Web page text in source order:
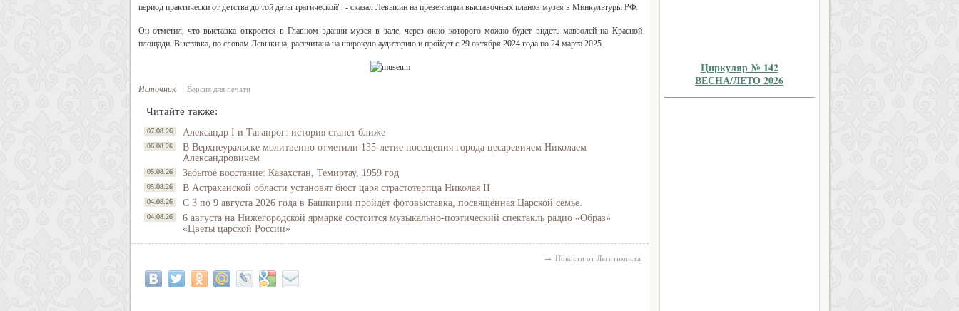
период практически от детства до той даты трагической", - сказал Левыкин на презентации выставочных планов музея в Минкультуры РФ.
Он отметил, что выставка откроется в Главном здании музея в зале, через окно которого можно будет видеть мавзолей на Красной
площади. Выставка, по словам Левыкина, рассчитана на широкую аудиторию и пройдёт с 29 октября 2024 года по 24 марта 2025.
Источник Версия для печати
Читайте также:
07.08.26 Александр I и Таганрог: история станет ближе
06.08.26
В Верхнеуральске молитвенно отметили 135-летие посещения города цесаревичем Николаем
Александровичем
05.08.26 Забытое восстание: Казахстан, Темиртау, 1959 год
05.08.26 В Астраханской области установят бюст царя страстотерпца Николая II
04.08.26 С 3 по 9 августа 2026 года в Башкирии пройдёт фотовыставка, посвящённая Царской семье.
04.08.26
6 августа на Нижегородской ярмарке состоится музыкально-поэтический спектакль радио «Образ»
«Цветы царской России»
→ Новости от Легитимиста
Циркуляр № 142
ВЕСНА/ЛЕТО 2026